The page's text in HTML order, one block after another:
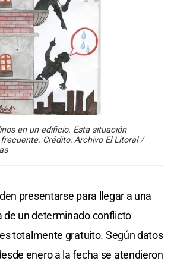
en un edificio. Esta situación
Crédito: Archivo El Litoral /
presentarse para llegar a una
de un determinado conflicto
totalmente gratuito. Según datos
enero a la fecha se atendieron